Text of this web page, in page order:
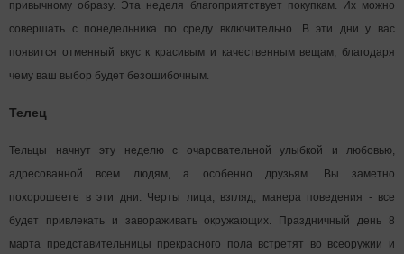
привычному образу. Эта неделя благоприятствует покупкам. Их можно
совершать с понедельника по среду включительно. В эти дни у вас
появится отменный вкус к красивым и качественным вещам, благодаря
чему ваш выбор будет безошибочным.
Телец
Тельцы начнут эту неделю с очаровательной улыбкой и любовью,
адресованной всем людям, а особенно друзьям. Вы заметно
похорошеете в эти дни. Черты лица, взгляд, манера поведения - все
будет привлекать и завораживать окружающих. Праздничный день 8
марта представительницы прекрасного пола встретят во всеоружии и